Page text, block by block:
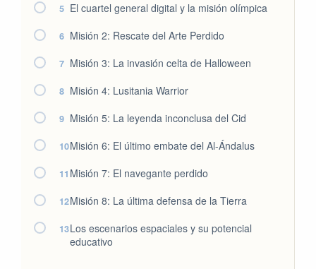
5 El cuartel general digital y la misión olímpica
6 Misión 2: Rescate del Arte Perdido
7 Misión 3: La invasión celta de Halloween
8 Misión 4: Lusitania Warrior
9 Misión 5: La leyenda inconclusa del Cid
10Misión 6: El último embate del Al-Ándalus
11 Misión 7: El navegante perdido
12Misión 8: La última defensa de la Tierra
13Los escenarios espaciales y su potencial
educativo